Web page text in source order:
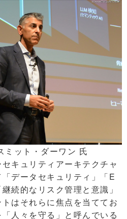
ット・ダーワン 氏
キュリティアーキテクチャ
データセキュリティ」「E
続的なリスク管理と意識」
はそれらに焦点を当ててお
人々を守る」と呼んでいる